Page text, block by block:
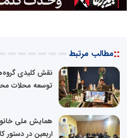
::مطالب مرتبط
نقش کلیدی
توسعه محلات
همایش ملی
اربعین در دستور